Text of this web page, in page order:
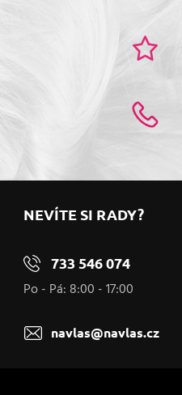
NEVÍTE SI RADY?
733 546 074
Po - Pá: 8:00 - 17:00
navlas@navlas.cz